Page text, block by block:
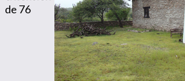
de 76